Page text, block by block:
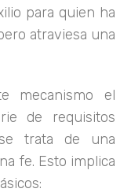
para quien ha
atraviesa una
mecanismo el
de requisitos
trata de una
fe. Esto implica